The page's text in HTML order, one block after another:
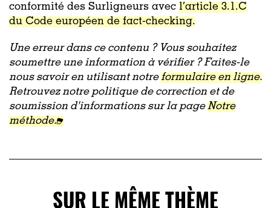
conformité des Surligneurs avec l’article 3.1.C
du Code européen de fact-checking.
Une erreur dans ce contenu ? Vous souhaitez
soumettre une information à vérifier ? Faites-le
nous savoir en utilisant notreformulaire en ligne.
Retrouvez notre politique de correction et de
soumission d'informations sur la pageNotre
méthode.
SUR LE MÊME THÈME